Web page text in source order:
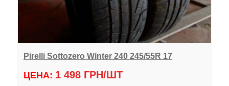
Pirelli Sottozero Winter 240 245/55R 17
ЦЕНА: 1 498 ГРН/ШТ